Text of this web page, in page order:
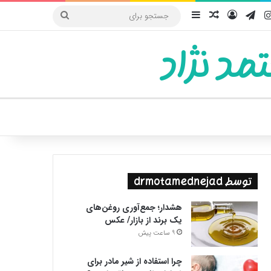
اینستاگرام
تلگرامورودنوشته تصادفی
سایدبار
جستجو
نژاد
پوسته
توسط drmotamednejad
هشدار؛ جمع‌آوری روغن‌های
یک برند از بازار/ عکس
9 ساعت پیش
چرا استفاده از شیر مادر برای